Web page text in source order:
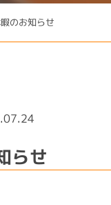
のお知らせ
らせ